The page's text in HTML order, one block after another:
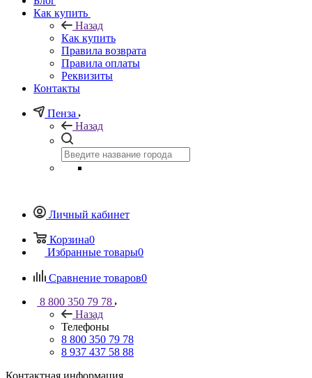
Как купить
Назад
Как купить
Правила возврата
Правила оплаты
Реквизиты
Контакты
Пенза
Назад
Личный кабинет
Корзина0
Избранные товары0
Сравнение товаров0
8 800 350 79 78
Назад
Телефоны
8 800 350 79 78
8 937 437 58 88
Контактная информация